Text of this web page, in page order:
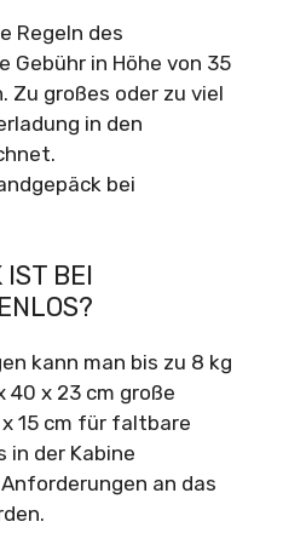
Regeln des
Gebühr in Höhe von 35
großes oder zu viel
in den
IST BEI
kann man bis zu 8 kg
40 x 23 cm große
15 cm für faltbare
in der Kabine
an das